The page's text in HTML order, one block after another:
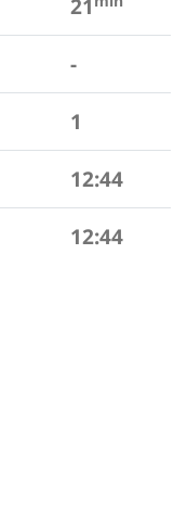
21
-
1
12:44
12:44